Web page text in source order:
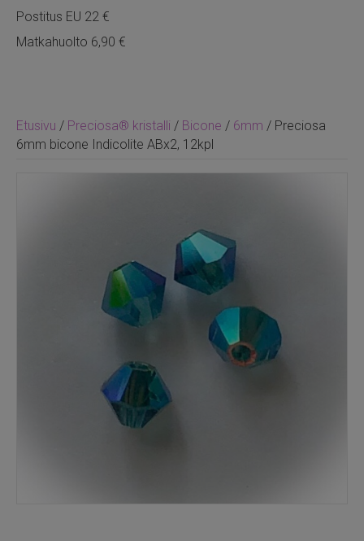
Etusivu / Preciosa® kristalli / Bicone / 6mm / Preciosa
6mm bicone Indicolite ABx2, 12kpl
Postitus EU 22 €
Matkahuolto 6,90 €